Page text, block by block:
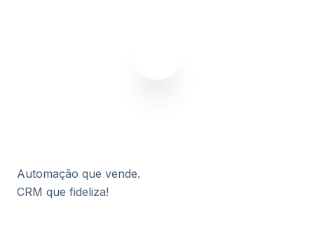
Automação que vende.
CRM que fideliza!